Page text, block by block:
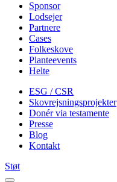
Sponsor
Lodsejer
Partnere
Cases
Folkeskove
Planteevents
Helte
ESG / CSR
Skovrejsningsprojekter
Donér via testamente
Presse
Blog
Kontakt
Støt